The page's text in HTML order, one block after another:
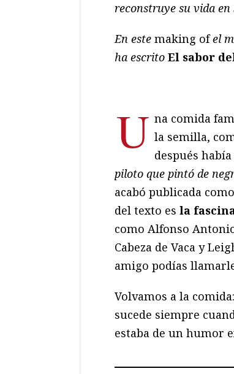
reconstruye su vida
En este making ofel
ha escrito El sabor
U na comida
la semilla,
después
piloto que pintó de
acabó publicada
del texto es la
como Alfonso
Cabeza de Vaca y
amigo podías
Volvamos a la
sucede siempre
estaba de un humor